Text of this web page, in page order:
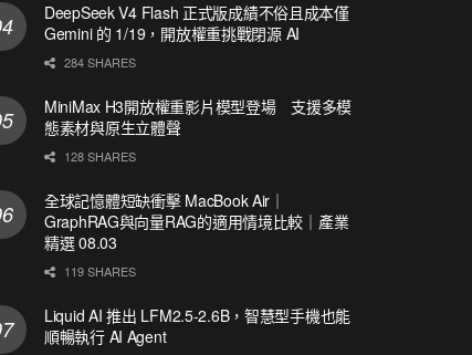
DeepSeek V4 Flash 正式版成績不俗且成本僅
Gemini 的 1/19，開放權重挑戰閉源 AI
284 SHARES
MiniMax H3開放權重影片模型登場 支援多模
態素材與原生立體聲
128 SHARES
全球記憶體短缺衝擊 MacBook Air｜
GraphRAG與向量RAG的適用情境比較｜產業
精選 08.03
119 SHARES
Liquid AI 推出 LFM2.5-2.6B，智慧型手機也能
順暢執行 AI Agent